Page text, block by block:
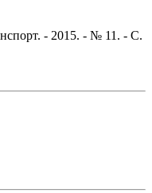
- 2015. - № 11. - С.